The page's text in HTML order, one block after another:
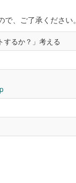
、ご了承ください。
るか？」考える